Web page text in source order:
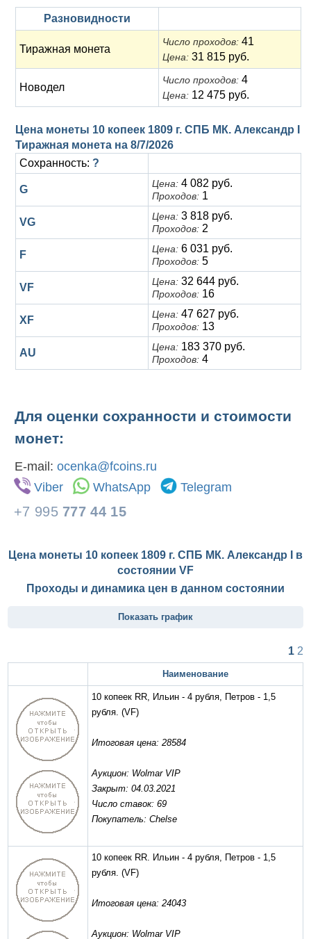
Разновидности
Тиражная монета
Число проходов: 41
Цена: 31 815 руб.
Новодел
Число проходов: 4
Цена: 12 475 руб.
Цена монеты 10 копеек 1809 г. СПБ МК. Александр I
Тиражная монета на 8/7/2026
Сохранность: ?
G Цена: 4 082 руб.
Проходов: 1
VG Цена: 3 818 руб.
Проходов: 2
F Цена: 6 031 руб.
Проходов: 5
VF Цена: 32 644 руб.
Проходов: 16
XF Цена: 47 627 руб.
Проходов: 13
AU Цена: 183 370 руб.
Проходов: 4
Для оценки сохранности и стоимости
монет:
E-mail: ocenka@fcoins.ru
Viber
WhatsApp Telegram
+7 995 777 44 15
Цена монеты 10 копеек 1809 г. СПБ МК. Александр I в
состоянии VF
Проходы и динамика цен в данном состоянии
Показать график
1 2
Наименование
10 копеек RR, Ильин - 4 рубля, Петров - 1,5
рубля. (VF)
Итоговая цена: 28584
Аукцион: Wolmar VIP
Закрыт: 04.03.2021
Число ставок: 69
Покупатель: Chelse
10 копеек RR. Ильин - 4 рубля, Петров - 1,5
рубля. (VF)
Итоговая цена: 24043
Аукцион: Wolmar VIP